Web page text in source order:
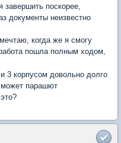
завершить поскорее,
документы неизвестно
когда же я смогу
пошла полным ходом,
корпусом довольно долго
парашют